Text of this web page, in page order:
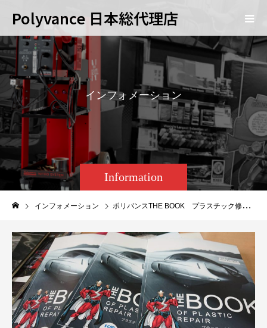
Polyvance 日本総代理店
Information
イ ンフォ メーション
インフォメーション ポリバンスTHE BOOK プラスチック修理ガイドが出来上がりました。